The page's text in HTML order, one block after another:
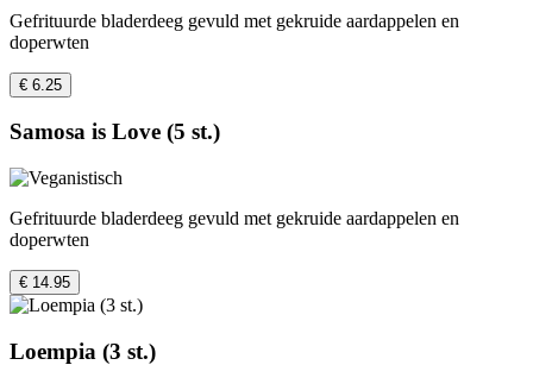
Gefrituurde bladerdeeg gevuld met gekruide aardappelen en
doperwten
€ 6.25
Samosa is Love (5 st.)
Gefrituurde bladerdeeg gevuld met gekruide aardappelen en
doperwten
€ 14.95
Loempia (3 st.)